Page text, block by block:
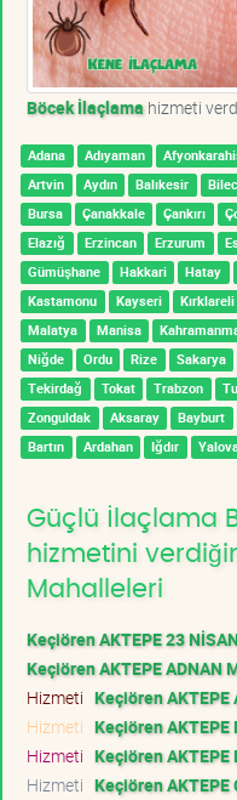
Böcek İlaçlama hizmeti
Adana Adıyaman
Artvin
Aydın Balıkesir
Bursa
Çanakkale Çankırı
Elazığ
Erzincan Erzurum
Gümüşhane
Hakkari Hatay
Kastamonu
Kayseri Kırklareli
Malatya
Manisa
Niğde
Ordu Rize Sakarya
Tekirdağ
Tokat Trabzon
Zonguldak
Aksaray Bayburt
Bartın
Ardahan Iğdır
Güçlü İlaçlama
hizmetini
Mahalleleri
Keçiören AKTEPE 23
Keçiören AKTEPE ADNAN
Hizmeti Keçiören AKTEPE
Hizmeti Keçiören AKTEPE
Hizmeti Keçiören AKTEPE
Hizmeti Keçiören AKTEPE